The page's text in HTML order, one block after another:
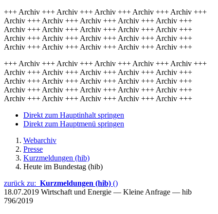
+++ Archiv +++ Archiv +++ Archiv +++ Archiv +++ Archiv +++
Archiv +++ Archiv +++ Archiv +++ Archiv +++ Archiv +++
Archiv +++ Archiv +++ Archiv +++ Archiv +++ Archiv +++
Archiv +++ Archiv +++ Archiv +++ Archiv +++ Archiv +++
Archiv +++ Archiv +++ Archiv +++ Archiv +++ Archiv +++
+++ Archiv +++ Archiv +++ Archiv +++ Archiv +++ Archiv +++
Archiv +++ Archiv +++ Archiv +++ Archiv +++ Archiv +++
Archiv +++ Archiv +++ Archiv +++ Archiv +++ Archiv +++
Archiv +++ Archiv +++ Archiv +++ Archiv +++ Archiv +++
Archiv +++ Archiv +++ Archiv +++ Archiv +++ Archiv +++
Direkt zum Hauptinhalt springen
Direkt zum Hauptmenü springen
Webarchiv
Presse
Kurzmeldungen (hib)
Heute im Bundestag (hib)
zurück zu: Kurzmeldungen (hib) ()
18.07.2019 Wirtschaft und Energie — Kleine Anfrage — hib
796/2019